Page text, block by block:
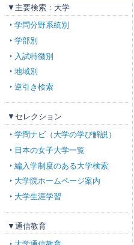
▼主要検索：大学
学問分野系統別
学部別
入試特徴別
地域別
逆引き検索
▼セレクション
学問ナビ（大学の学び解説）
日本の女子大学一覧
編入学制度のある大学検索
大学院ホームページ案内
大学生涯学習
▼通信教育